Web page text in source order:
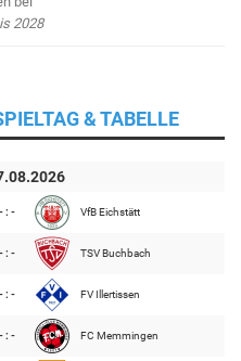
2028
& TABELLE
- : - VfB Eichstätt
- : - TSV Buchbach
- : - FV Illertissen
- : - FC Memmingen